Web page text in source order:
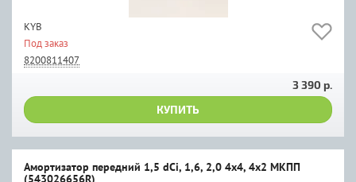
KYB
Под заказ
8200811407
3 390 р.
КУПИТЬ
Амортизатор передний 1,5 dCi, 1,6, 2,0 4х4, 4х2 МКПП
(543026656R)